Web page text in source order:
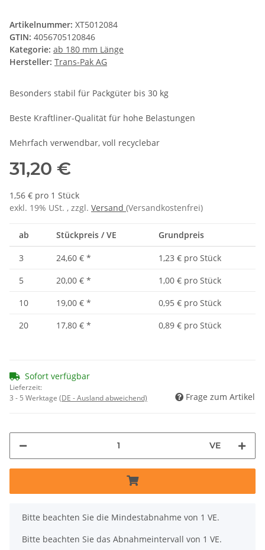
Artikelnummer: XT5012084
GTIN: 4056705120846
Kategorie: ab 180 mm Länge
Hersteller: Trans-Pak AG
Besonders stabil für Packgüter bis 30 kg
Beste Kraftliner-Qualität für hohe Belastungen
Mehrfach verwendbar, voll recyclebar
31,20 €
1,56 € pro 1 Stück
exkl. 19% USt. , zzgl. Versand (Versandkostenfrei)
ab Stückpreis / VE Grundpreis
3 24,60 € *
1,23 € pro Stück
5
20,00 € *
1,00 € pro Stück
10
19,00 € *
0,95 € pro Stück
20
17,80 € * 0,89 € pro Stück
Sofort verfügbar
Lieferzeit:
3 - 5 Werktage (DE - Ausland abweichend) Frage zum Artikel
VE
x
Bitte beachten Sie die Mindestabnahme von 1 VE.
Bitte beachten Sie das Abnahmeintervall von 1 VE.